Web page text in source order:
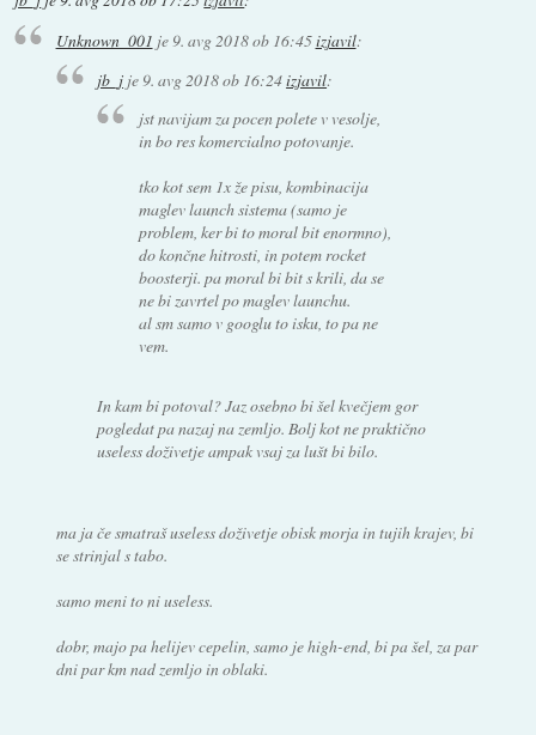
Unknown_001 je9. avg 2018 ob 16:45izjavil:
jb_j je 9. avg 2018 ob 16:24izjavil:
jst navijam za pocen polete v vesolje,
in bo res komercialno potovanje.
tko kot sem 1x že pisu, kombinacija
maglev launch sistema (samo je
problem, ker bi to moral bit enormno),
do končne hitrosti, in potem rocket
boosterji. pa moral bi bit s krili, da se
ne bi zavrtel po maglev launchu.
al sm samo v googlu to isku, to pa ne
vem.
In kam bi potoval? Jaz osebno bi šel kvečjem gor
pogledat pa nazaj na zemljo. Bolj kot ne praktično
useless doživetje ampak vsaj za lušt bi bilo.
ma ja če smatraš useless doživetje obisk morja in tujih krajev, bi
se strinjal s tabo.
samo meni to ni useless.
dobr, majo pa helijev cepelin, samo je high-end, bi pa šel, za par
dni par km nad zemljo in oblaki.